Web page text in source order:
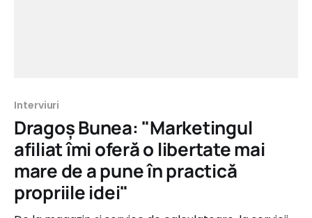
Interviuri
Dragoș Bunea: "Marketingul
afiliat îmi oferă o libertate mai
mare de a pune în practică
propriile idei"